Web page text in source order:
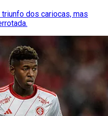
dos cariocas, mas